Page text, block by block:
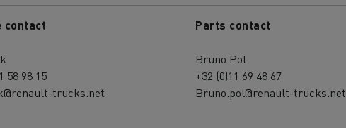
contact
58 98 15
trucks.net
Parts contact
Bruno Pol
+32 (0)11 69 48 67
Bruno.pol@renault-trucks.net